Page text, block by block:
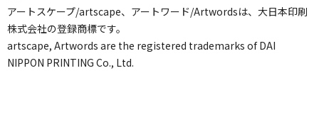
アートスケープ/artscape、アートワード/Artwordsは、大日本印刷
株式会社の登録商標です。
artscape, Artwords are the registered trademarks of DAI
NIPPON PRINTING Co., Ltd.